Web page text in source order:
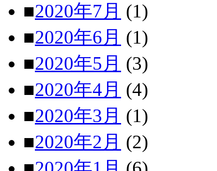
■2020年7月 (1)
■2020年6月 (1)
■2020年5月 (3)
■2020年4月 (4)
■2020年3月 (1)
■2020年2月 (2)